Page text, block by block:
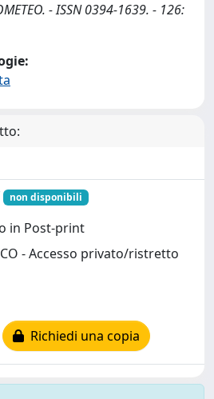
- ISSN 0394-1639. - 126:
non disponibili
in Post-print
- Accesso privato/ristretto
Richiedi una copia